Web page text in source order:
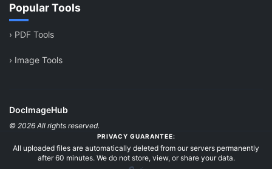
Popular Tools
› PDF Tools
› Image Tools
DocImageHub
© 2026 All rights reserved.
PRIVACY GUARANTEE:
All uploaded files are automatically deleted from our servers permanently
after 60 minutes. We do not store, view, or share your data.